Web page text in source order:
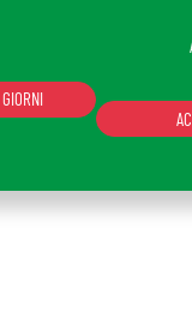
Se non hai